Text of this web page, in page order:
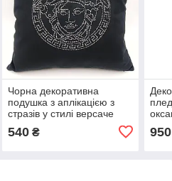
Чорна декоративна
подушка з аплікацією з
стразів у стилі версаче
540₴ 950